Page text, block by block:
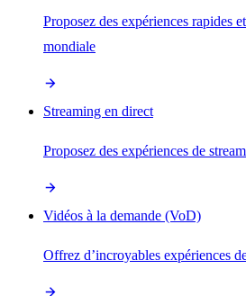
Proposez des expériences rapides
mondiale
Streaming en direct
Proposez des expériences de
Vidéos à la demande (VoD)
Offrez d’incroyables expériences